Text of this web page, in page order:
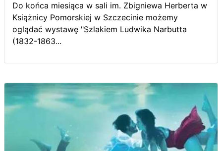
Do końca miesiąca w sali im. Zbigniewa Herberta w
Książnicy Pomorskiej w Szczecinie możemy
oglądać wystawę "Szlakiem Ludwika Narbutta
(1832-1863...